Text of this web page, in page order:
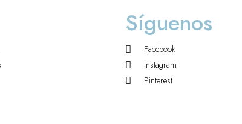
Síguenos
Facebook
Instagram
Pinterest